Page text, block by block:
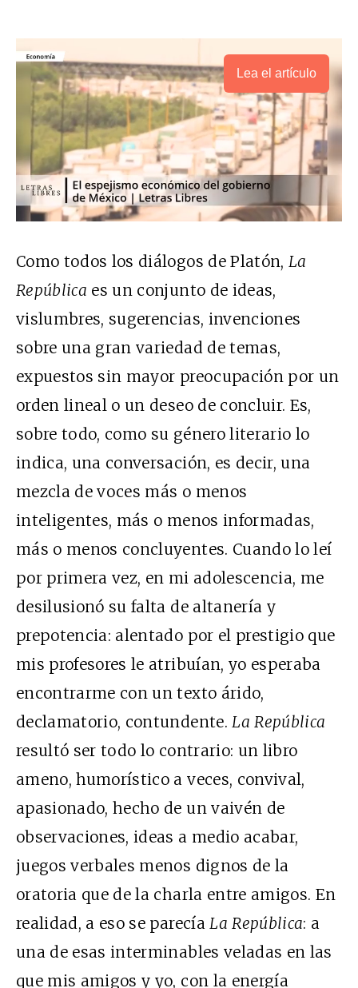
Lea el artículo
Como todos los diálogos de Platón, La
República es un conjunto de ideas,
vislumbres, sugerencias, invenciones
sobre una gran variedad de temas,
expuestos sin mayor preocupación por un
orden lineal o un deseo de concluir. Es,
sobre todo, como su género literario lo
indica, una conversación, es decir, una
mezcla de voces más o menos
inteligentes, más o menos informadas,
más o menos concluyentes. Cuando lo leí
por primera vez, en mi adolescencia, me
desilusionó su falta de altanería y
prepotencia: alentado por el prestigio que
mis profesores le atribuían, yo esperaba
encontrarme con un texto árido,
declamatorio, contundente.La República
resultó ser todo lo contrario: un libro
ameno, humorístico a veces, convival,
apasionado, hecho de un vaivén de
observaciones, ideas a medio acabar,
juegos verbales menos dignos de la
oratoria que de la charla entre amigos. En
realidad, a eso se parecíaLa República: a
una de esas interminables veladas en las
que mis amigos y yo, con la energía